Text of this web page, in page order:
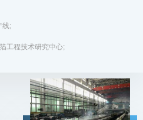
线;
工程技术研究中心;